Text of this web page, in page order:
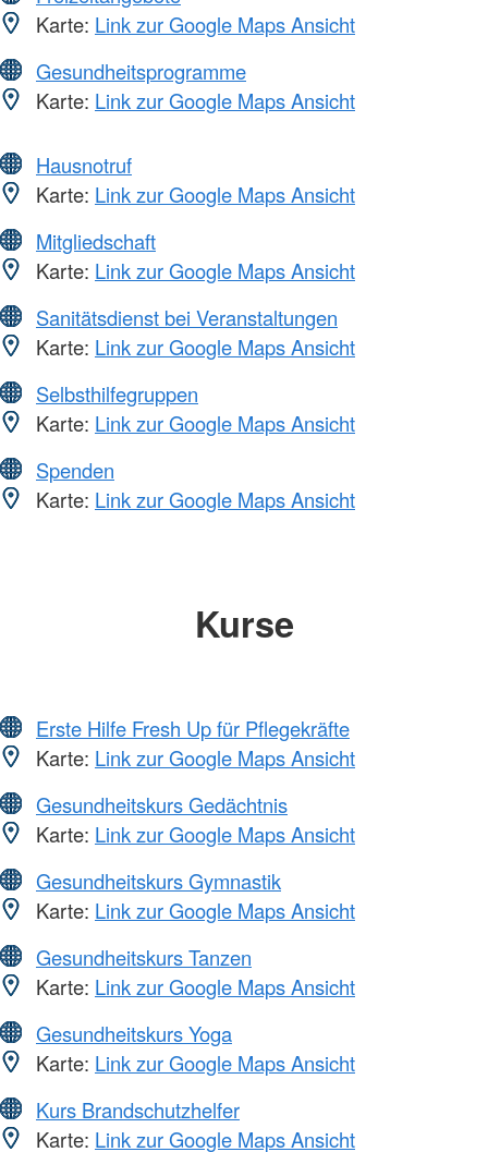
Karte: Link zur Google Maps Ansicht
Gesundheitsprogramme
Karte: Link zur Google Maps Ansicht
Hausnotruf
Karte: Link zur Google Maps Ansicht
Mitgliedschaft
Karte: Link zur Google Maps Ansicht
Sanitätsdienst bei Veranstaltungen
Karte: Link zur Google Maps Ansicht
Selbsthilfegruppen
Karte: Link zur Google Maps Ansicht
Spenden
Karte: Link zur Google Maps Ansicht
Kurse
Erste Hilfe Fresh Up für Pflegekräfte
Karte: Link zur Google Maps Ansicht
Gesundheitskurs Gedächtnis
Karte: Link zur Google Maps Ansicht
Gesundheitskurs Gymnastik
Karte: Link zur Google Maps Ansicht
Gesundheitskurs Tanzen
Karte: Link zur Google Maps Ansicht
Gesundheitskurs Yoga
Karte: Link zur Google Maps Ansicht
Kurs Brandschutzhelfer
Karte: Link zur Google Maps Ansicht